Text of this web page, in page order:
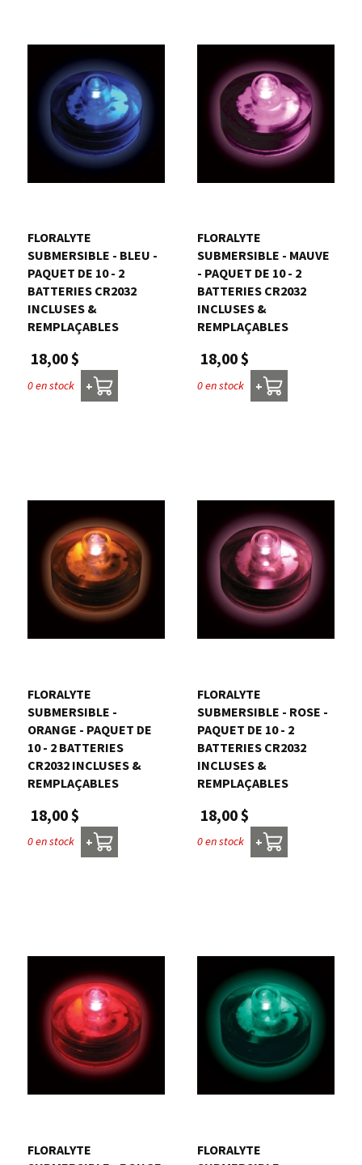
FLORALYTE 
SUBMERSIBLE - BLEU -
PAQUET DE 10 - 2
BATTERIES CR2032
INCLUSES &
REMPLAÇABLES
18,00 $
0 en stock +
FLORALYTE 
SUBMERSIBLE - MAUVE
- PAQUET DE 10 - 2
BATTERIES CR2032
INCLUSES &
REMPLAÇABLES
18,00 $
0 en stock +
FLORALYTE 
SUBMERSIBLE -
ORANGE - PAQUET DE
10 - 2 BATTERIES
CR2032 INCLUSES &
REMPLAÇABLES
18,00 $
0 en stock +
FLORALYTE 
SUBMERSIBLE - ROSE -
PAQUET DE 10 - 2
BATTERIES CR2032
INCLUSES &
REMPLAÇABLES
18,00 $
0 en stock +
FLORALYTE 
FLORALYTE 